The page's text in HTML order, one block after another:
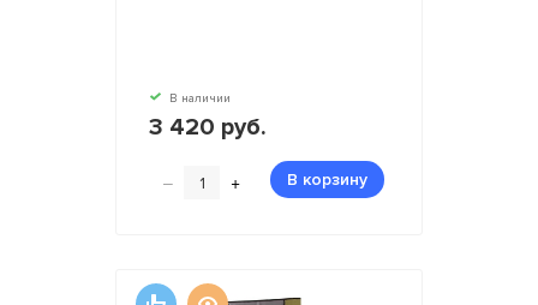
В наличии
3 420 руб.
– + В корзину